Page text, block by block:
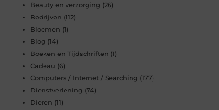
Beauty en verzorging (26)
Bedrijven (112)
Bloemen (1)
Blog (14)
Boeken en Tijdschriften (1)
Cadeau (6)
Computers / Internet / Searching (177)
Dienstverlening (74)
Dieren (11)